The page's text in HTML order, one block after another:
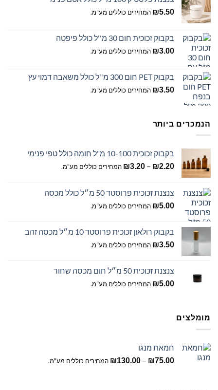
₪5.50 המחירים כוללים מע"מ.
בקבוק זכוכית חום 30 מ''ל כולל פיפטה
₪3.00 המחירים כוללים מע"מ.
בקבוק PET חום 300 מ''ל כולל משאבה דמוי עץ
₪3.50 המחירים כוללים מע"מ.
הנמכרים ביותר
בקבוק זכוכית 10-100 מ"ל חומה כולל טפי פנימי
₪2.20
–
₪3.20
טווח
עד
המחירים כוללים מע"מ.
צנצנת זכוכית פרוסטד 50 מ״ל כולל מכסה
₪5.00 המחירים כוללים מע"מ.
בקבוק רולאון זכוכית פרוסטד 10 מ״ל מכסה זהב
₪3.50 המחירים כוללים מע"מ.
צנצנת זכוכית 50 מ״ל חום מכסה שחור
₪5.00 המחירים כוללים מע"מ.
מומלצים
חמאת מנגו
₪75.00
–
₪130.00
טווח
המחירים כוללים מע"מ.